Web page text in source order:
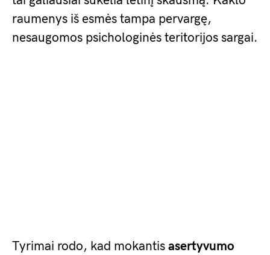
raumenys iš esmės tampa pervargę,
nesaugomos psichologinės teritorijos sargai.
Tyrimai rodo, kad mokantis asertyvumo